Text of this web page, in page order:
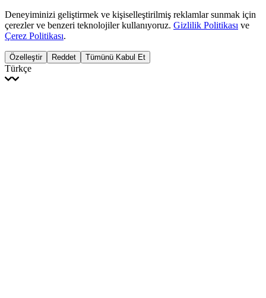
Deneyiminizi geliştirmek ve kişiselleştirilmiş reklamlar sunmak için
çerezler ve benzeri teknolojiler kullanıyoruz. Gizlilik Politikası ve
Çerez Politikası.
Özelleştir Reddet Tümünü Kabul Et
Türkçe